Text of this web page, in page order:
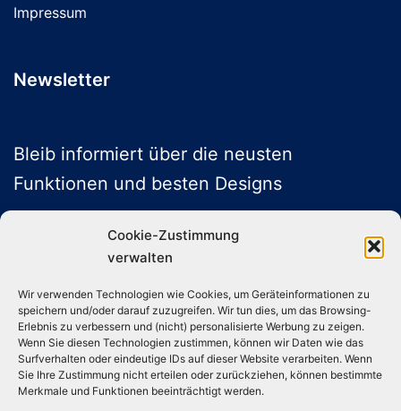
Cookie-Zustimmung
verwalten
Wir verwenden Technologien wie Cookies, um Geräteinformationen zu
speichern und/oder darauf zuzugreifen. Wir tun dies, um das Browsing-
Erlebnis zu verbessern und (nicht) personalisierte Werbung zu zeigen.
Wenn Sie diesen Technologien zustimmen, können wir Daten wie das
Surfverhalten oder eindeutige IDs auf dieser Website verarbeiten. Wenn
Sie Ihre Zustimmung nicht erteilen oder zurückziehen, können bestimmte
Merkmale und Funktionen beeinträchtigt werden.
Impressum
Newsletter
Bleib informiert über die neusten
Funktionen und besten Designs
ABONNIEREN
Folge uns auf Social Media